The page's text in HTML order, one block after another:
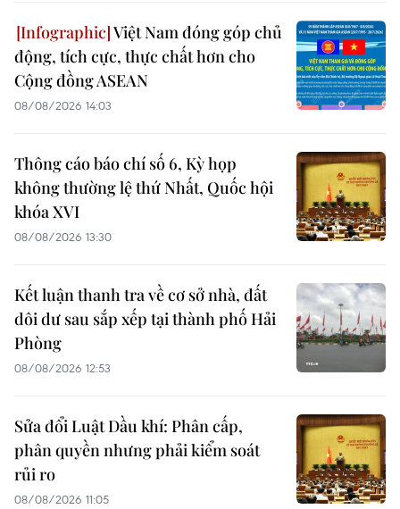
Việt Nam đóng góp chủ
động, tích cực, thực chất hơn cho
Cộng đồng ASEAN
08/08/2026 14:03
Thông cáo báo chí số 6, Kỳ họp
không thường lệ thứ Nhất, Quốc hội
khóa XVI
08/08/2026 13:30
Kết luận thanh tra về cơ sở nhà, đất
dôi dư sau sắp xếp tại thành phố Hải
Phòng
08/08/2026 12:53
Sửa đổi Luật Dầu khí: Phân cấp,
phân quyền nhưng phải kiểm soát
rủi ro
08/08/2026 11:05